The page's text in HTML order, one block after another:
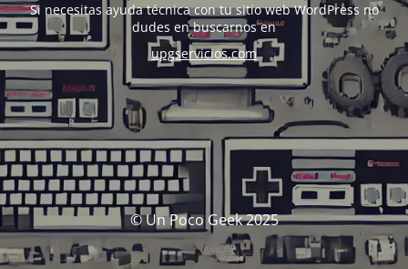
Si necesitas ayuda técnica con tu sitio web WordPress no
dudes en buscarnos en
upgservicios.com
© Un Poco Geek 2025